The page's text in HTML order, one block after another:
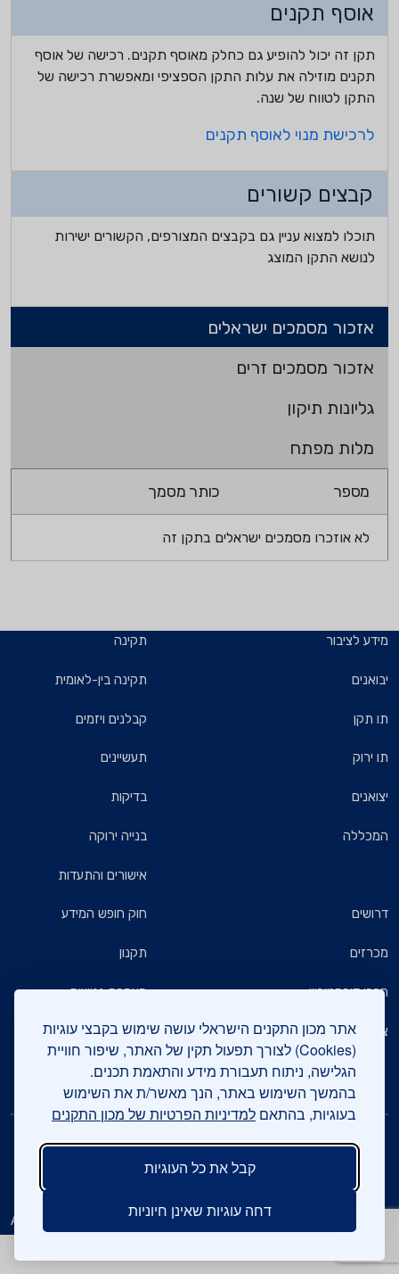
אתר מכון התקנים הישראלי עושה שימוש בקבצי עוגיות
(Cookies) לצורך תפעול תקין של האתר, שיפור חוויית
הגלישה, ניתוח תעבורת מידע והתאמת תכנים.
בהמשך השימוש באתר, הנך מאשר/ת את השימוש
בעוגיות, בהתאם למדיניות הפרטיות של מכון התקנים
קבל את כל העוגיות
דחה עוגיות שאינן חיוניות
אוסף תקנים
תקן זה יכול להופיע גם כחלק מאוסף תקנים. רכישה של אוסף
תקנים מוזילה את עלות התקן הספציפי ומאפשרת רכישה של
התקן לטווח של שנה.
לרכישת מנוי לאוסף תקנים
קבצים קשורים
תוכלו למצוא עניין גם בקבצים המצורפים, הקשורים ישירות
לנושא התקן המוצג
אזכור מסמכים ישראלים
אזכור מסמכים זרים
גליונות תיקון
מלות מפתח
מספר כותר מסמך
לא אוזכרו מסמכים ישראלים בתקן זה
מידע לציבור
יבואנים
תו תקן
תו ירוק
יצואנים
המכללה
תקינה
תקינה בין-לאומית
קבלנים ויזמים
תעשיינים
בדיקות
בנייה ירוקה
אישורים והתעדות
דרושים
מכרזים
חברי דירקטוריון
צרו קשר
חוק חופש המידע
תקנון
הצהרת נגישות
מדיניות הגנת הפרטיות
שאלות ותשובות כלליות
עיקבו אחרינו
צרו קשר